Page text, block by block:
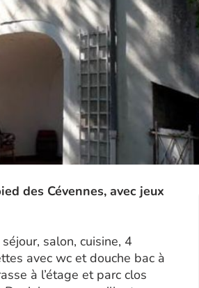
des Cévennes, avec jeux
salon, cuisine, 4
avec wc et douche bac à
à l’étage et parc clos